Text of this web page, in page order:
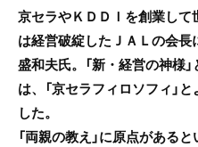
京セラやＫＤＤＩを創業し
は経営破綻したＪＡＬの会
盛和夫氏。「新・経営の神様
は、「京セラフィロソフィ」
した。
「両親の教え」に原点がある